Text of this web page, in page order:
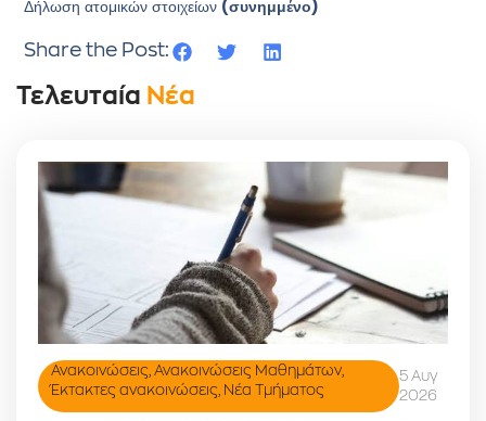
Δήλωση ατομικών στοιχείων (συνημμένο)
Share the Post:
Τελευταία Νέα
Ανακοινώσεις Ανακοινώσεις Μαθημάτων,
Έκτακτες ανακοινώσεις
Νέα Τμήματος
5 Αυγ
2026